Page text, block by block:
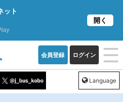
会員登録 ログイン
Language
ット
開く